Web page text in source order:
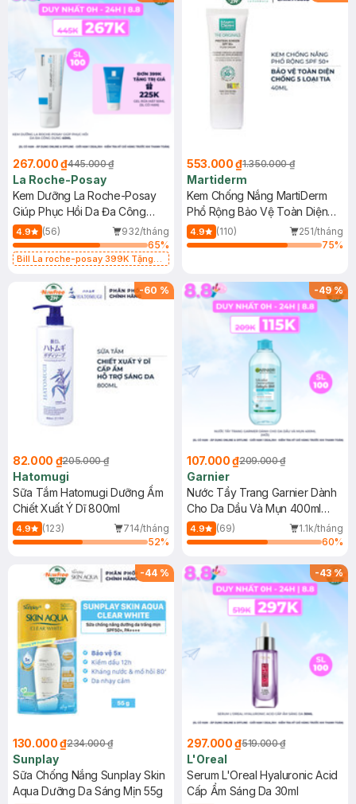
267.000 ₫445.000 ₫
La Roche-Posay
Kem Dưỡng La Roche-Posay
Giúp Phục Hồi Da Đa Công
Dụng 40ml
4.9 (56)
932/tháng
65%
Bill La roche-posay 399K Tặng
(SL có hạn)
553.000 ₫1.350.000 ₫
Martiderm
Kem Chống Nắng MartiDerm
Phổ Rộng Bảo Vệ Toàn Diện
40ml
4.9 (110)
251/tháng
75%
-60 %
82.000 ₫205.000 ₫
Hatomugi
Sữa Tắm Hatomugi Dưỡng Ẩm
Chiết Xuất Ý Dĩ 800ml
4.9 (123)
714/tháng
52%
-49%
107.000 ₫209.000 ₫
Garnier
Nước Tẩy Trang Garnier Dành
Cho Da Dầu Và Mụn 400ml
(Mới)
4.9 (69)
1.1k/tháng
60%
-44 %
130.000 ₫234.000 ₫
Sunplay
Sữa Chống Nắng Sunplay Skin
Aqua Dưỡng Da Sáng Mịn 55g
-43%
297.000 ₫519.000 ₫
L'Oreal
Serum L'Oreal Hyaluronic Acid
Cấp Ẩm Sáng Da 30ml